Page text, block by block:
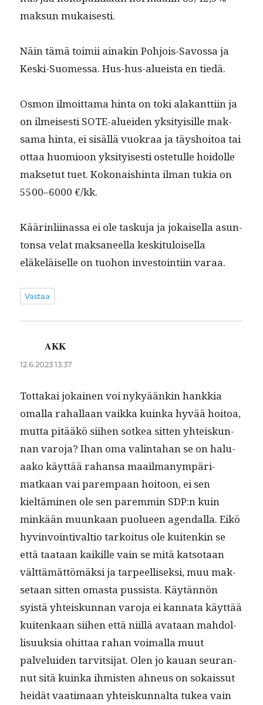
mak­sun mukaisesti.
Näin tämä toimii ainakin Pohjois-Savos­sa ja
Kes­ki-Suomes­sa. Hus-hus-alueista en tiedä.
Osmon ilmoit­ta­ma hin­ta on toki alakant­ti­in ja
on ilmeis­es­ti SOTE-aluei­den yksi­ty­isille mak­
sama hin­ta, ei sisäl­lä vuokraa ja täyshoitoa tai
ottaa huomioon yksi­tyis­es­ti oste­tulle hoidolle
mak­se­tut tuet. Kokon­aish­in­ta ilman tukia on
5500–6000 €/kk.
Käärin­li­inas­sa ei ole tasku­ja ja jokaisel­la asun­
ton­sa velat mak­sa­neel­la keski­t­u­loisel­la
eläkeläiselle on tuo­hon investoin­ti­in varaa.
Vastaa
AKK
12.6.2023 13:37
Tot­takai jokainen voi nykyäänkin han­kkia
oma­l­la rahal­laan vaik­ka kuin­ka hyvää hoitoa,
mut­ta pitääkö siihen sotkea sit­ten yhteiskun­
nan varo­ja? Ihan oma val­in­ta­han se on halu­
aako käyt­tää rahansa maail­manympäri­
matkaan vai parem­paan hoitoon, ei sen
kieltämi­nen ole sen parem­min SDP:n kuin
minkään muunkaan puolueen agen­dal­la. Eikö
hyv­in­voin­ti­val­tio tarkoi­tus ole kuitenkin se
että taataan kaikille vain se mitä kat­so­taan
vält­tämät­tömäk­si ja tarpeel­lisek­si, muu mak­
se­taan sit­ten omas­ta pus­sista. Käytän­nön
syistä yhteiskun­nan varo­ja ei kan­na­ta käyt­tää
kuitenkaan siihen että niil­lä avataan mah­dol­
lisuuk­sia ohit­taa rahan voimal­la muut
palvelu­iden tarvit­si­jat. Olen jo kauan seu­ran­
nut sitä kuin­ka ihmis­ten ahneus on sokaissut
hei­dät vaa­ti­maan yhteiskunnal­ta tukea vain